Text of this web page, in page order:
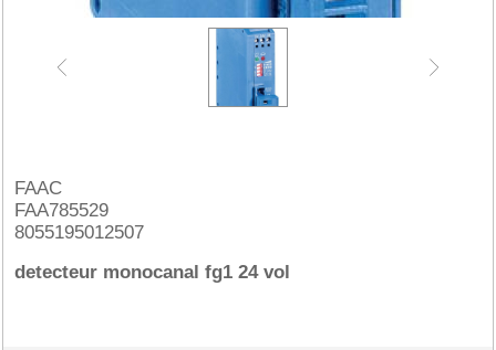
FAAC
FAA785529
8055195012507
detecteur monocanal fg1 24 vol